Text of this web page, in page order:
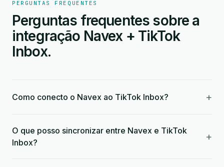
PERGUNTAS FREQUENTES
Perguntas frequentes sobre a
integração Navex + TikTok
Inbox.
Como conecto o Navex ao TikTok Inbox? +
O que posso sincronizar entre Navex e TikTok
Inbox?
+